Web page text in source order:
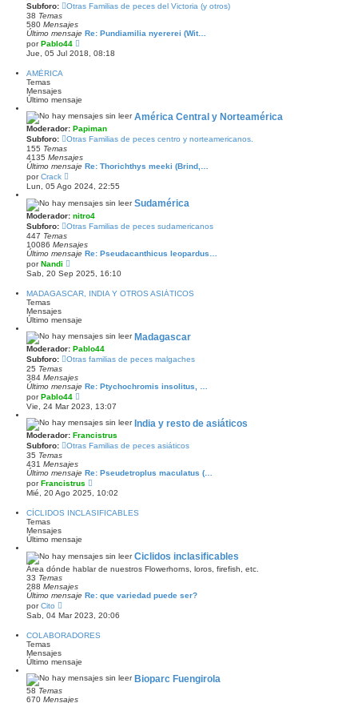
j
t
m
o
m
e
e
Subforo:
Otras Familias de peces del Victoria (y otros)
38 Temas
580 Mensajes
Último mensaje Re: Pundiamilia nyererei (Wit…
porPablo44
e
r
m
m
e
n
a
j
Jue, 05 Jul 2018, 08:18
AMÉRICA
Temas
Mensajes
Último mensaje
América Central y Norteamérica
Moderador: Papiman
Subforo:
Otras Familias de peces centro y norteamericanos.
155 Temas
4135 Mensajes
Último mensaje Re: Thorichthys meeki (Brind,…
porCrack
e
r
ú
t
i
o
m
e
n
s
a
j
Lun, 05 Ago 2024, 22:55
Sudamérica
Moderador: nitro4
Subforo:
Otras Familias de peces sudamericanos
447 Temas
10086 Mensajes
Último mensaje Re: Pseudacanthicus leopardus…
porNandi
r
l
m
m
e
n
a
j
e
Sab, 20 Sep 2025, 16:10
MADAGASCAR, INDIA Y OTROS ASIÁTICOS
Temas
Mensajes
Último mensaje
Madagascar
Moderador: Pablo44
Subforo:
Otras familias de peces malgaches
25 Temas
384 Mensajes
Último mensaje Re: Ptychochromis insolitus, …
porPablo44
e
r
ú
t
i
m
e
n
a
j
Vie, 24 Mar 2023, 13:07
India y resto de asiáticos
Moderador: Francistrus
Subforo:
Otras Familias de peces asiáticos
35 Temas
431 Mensajes
Último mensaje Re: Pseudetroplus maculatus (…
porFrancistrus
r
l
o
m
e
a
e
Mié, 20 Ago 2025, 10:02
CÍCLIDOS INCLASIFICABLES
Temas
Mensajes
Último mensaje
Ciclidos inclasificables
Área dónde hablar de nuestros Flowerhorns, loros, firefish, etc.
33 Temas
288 Mensajes
Último mensaje Re: que variedad puede ser?
porCito
e
r
l
m
m
e
n
Sab, 04 Mar 2023, 20:06
COLABORADORES
Temas
Mensajes
Último mensaje
Bioparc Fuengirola
58 Temas
670 Mensajes